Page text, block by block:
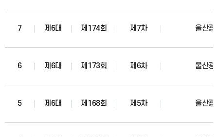
7 제6대 제174회 제7차 울산광
6 제6대 제173회 제6차 울산광
5 제6대 제168회 제5차 울산광